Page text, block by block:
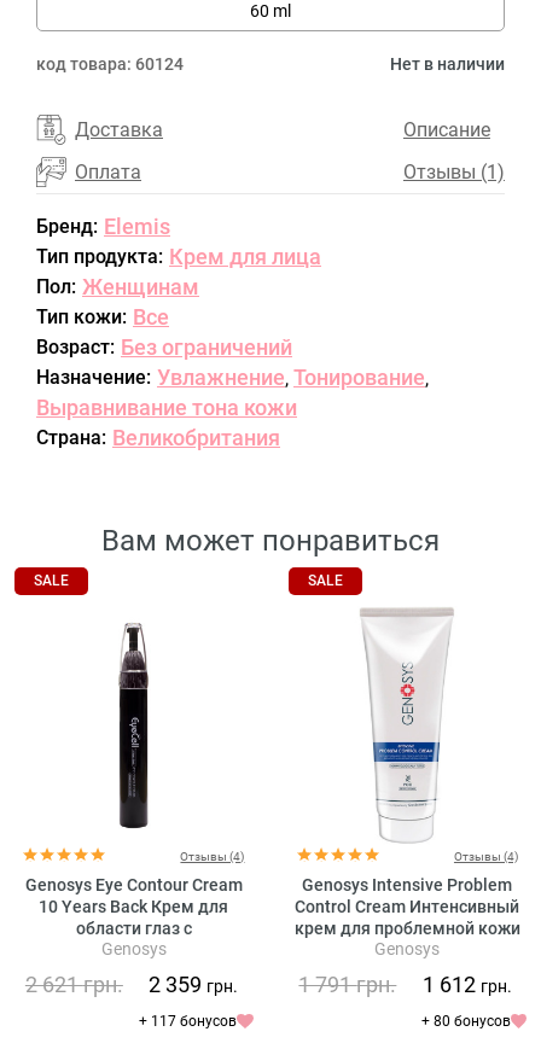
60 ml
код товара: 60124 Нет в наличии
Доставка
Оплата
Описание
Отзывы (1)
Бренд: Elemis
Тип продукта: Крем для лица
Пол: Женщинам
Тип кожи: Все
Возраст: Без ограничений
Назначение: Увлажнение, Тонирование,
Выравнивание тона кожи
Страна: Великобритания
Вам может понравиться
SALE
Отзывы (4)
Genosys Eye Contour Cream
10 Years Back Крем для
области глаз с
растительными стволовыми
Genosys
2 621грн. 2 359 грн.
+ 117 бонусов
SALE
Отзывы (4)
Genosys Intensive Problem
Control Cream Интенсивный
крем для проблемной кожи
Genosys
1 791грн. 1 612 грн.
+ 80 бонусов